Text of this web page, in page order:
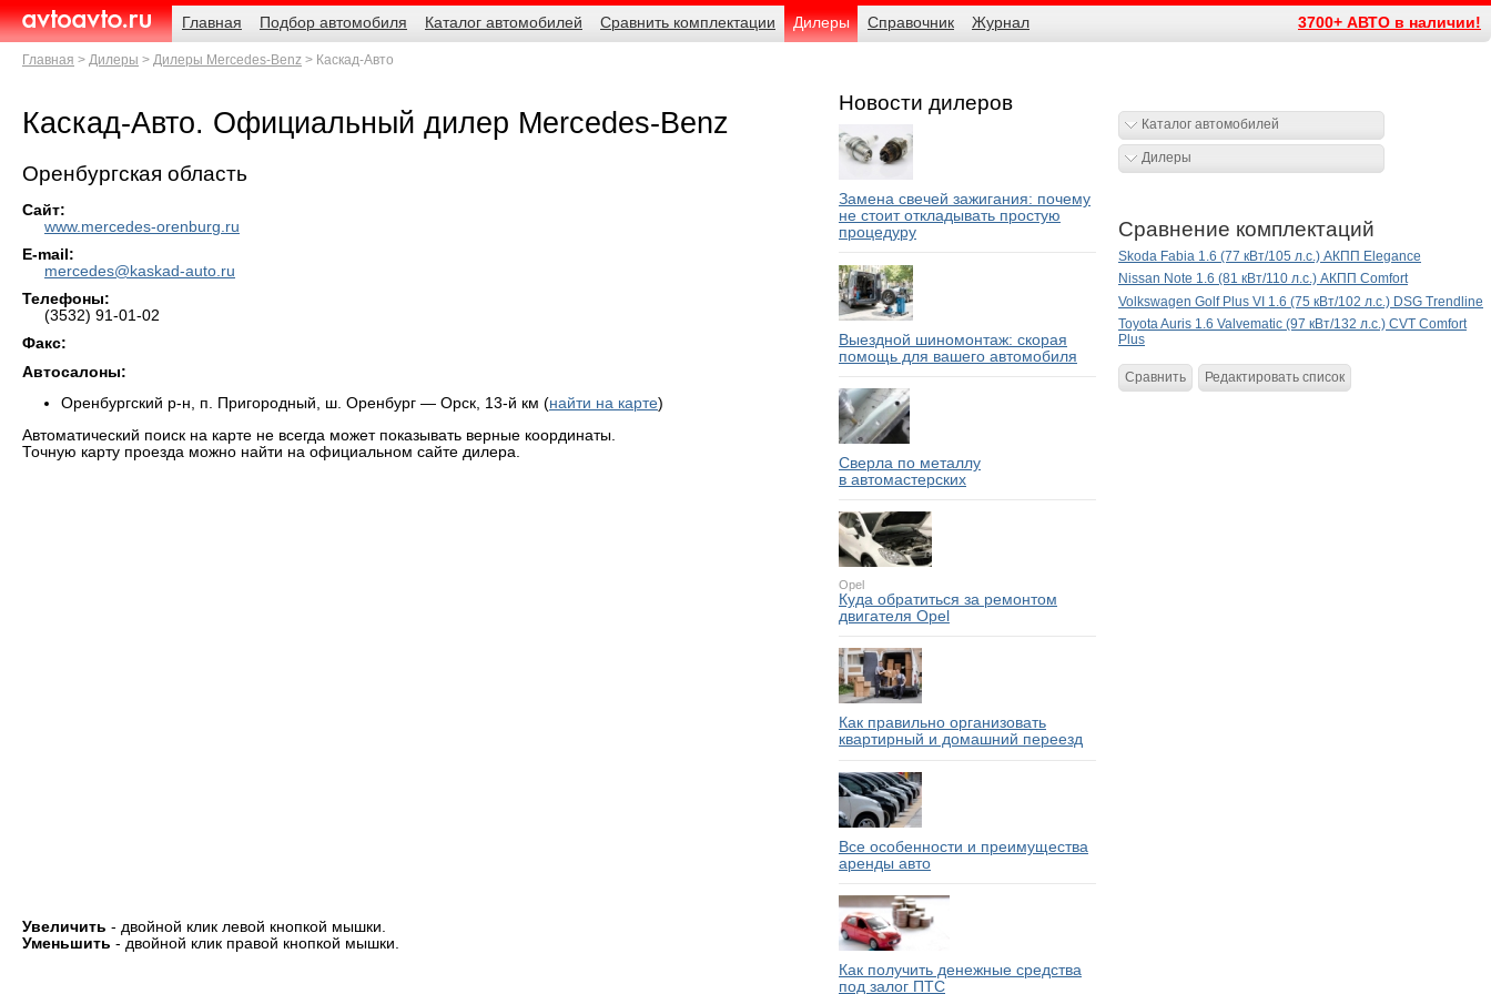
AvtoAvto.ru
Навигация
Главная
Подбор автомобиля Каталог автомобилей Сравнить комплектации Дилеры Справочник Журнал 3700+ АВТО в наличии!
Родительские
страницы
Главная Дилеры Дилеры Mercedes-Benz Каскад-Авто
Каскад-Авто. Официальный дилер Mercedes-Benz
Оренбургская область
Сайт:
www.mercedes-orenburg.ru
E-mail:
mercedes@kaskad-auto.ru
Телефоны:
(3532) 91-01-02
Факс:
Автосалоны:
Оренбургский р-н, п. Пригородный, ш. Оренбург — Орск, 13-й км (найти на карте)
Автоматический поиск на карте не всегда может показывать верные координаты.
Точную карту проезда можно найти на официальном сайте дилера.
Увеличить - двойной клик левой кнопкой мышки.
Уменьшить - двойной клик правой кнопкой мышки.
Новости дилеров
Замена свечей зажигания: почему
не стоит откладывать простую
процедуру
Выездной шиномонтаж: скорая
помощь для вашего автомобиля
Сверла по металлу
в автомастерских
Opel
Куда обратиться за ремонтом
двигателя Opel
Как правильно организовать
квартирный и домашний переезд
Все особенности и преимущества
аренды авто
Как получить денежные средства
под залог ПТС
Каталог автомобилей
Дилеры
Сравнение комплектаций
Skoda Fabia 1.6 (77 кВт/105 л.с.) АКПП Elegance
Nissan Note 1.6 (81 кВт/110 л.с.) АКПП Comfort
Volkswagen Golf Plus VI 1.6 (75 кВт/102 л.с.) DSG Trendline
Toyota Auris 1.6 Valvematic (97 кВт/132 л.с.) CVT Comfort
Plus
Сравнить Редактировать список